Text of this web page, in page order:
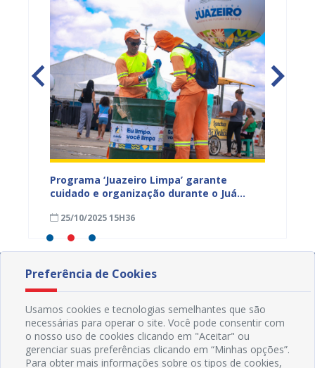
Programa ‘Juazeiro Limpa’ garante
cuidado e organização durante o Juá
25/10/2025 15H36
Preferência de Cookies
Usamos cookies e tecnologias semelhantes que são
necessárias para operar o site. Você pode consentir com
o nosso uso de cookies clicando em "Aceitar" ou
gerenciar suas preferências clicando em “Minhas opções”.
Para obter mais informações sobre os tipos de cookies,